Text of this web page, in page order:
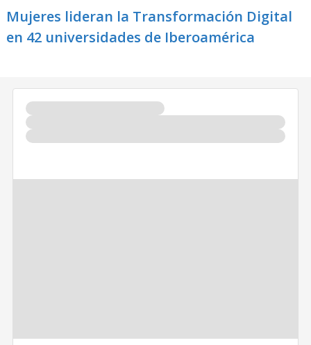
Mujeres lideran la Transformación Digital
en 42 universidades de Iberoamérica